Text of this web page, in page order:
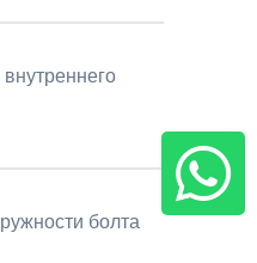
болта